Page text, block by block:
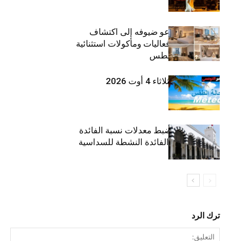
وإنتاجها الجديد
ذا إتش دبي يدعو ضيوفه إلى اكتشاف
تجارب إقامة وفعاليات ومأكولات استثنائية
خلال شهر أغسطس
طقس اليوم الثلاثاء 4 أوت 2026
وزارة المالية: ضبط معدلات نسبة الفائدة
الفعلية وحدود الفائدة النشطة للسداسية
الثانية
ترك الرد